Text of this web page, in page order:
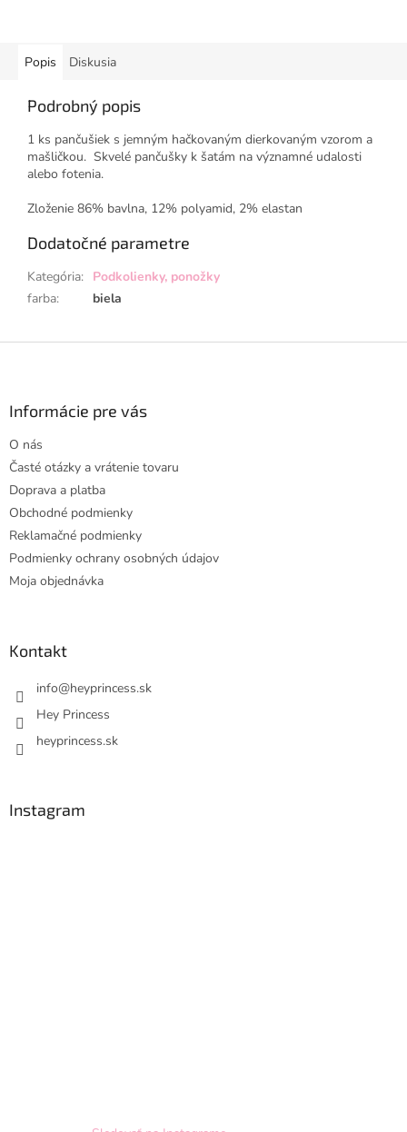
Popis Diskusia
Podrobný popis
1 ks pančušiek s jemným hačkovaným dierkovaným vzorom a
mašličkou. Skvelé pančušky k šatám na významné udalosti
alebo fotenia.
Zloženie 86% bavlna, 12% polyamid, 2% elastan
Dodatočné parametre
Kategória: Podkolienky, ponožky
farba: biela
Informácie pre vás
O nás
Časté otázky a vrátenie tovaru
Doprava a platba
Obchodné podmienky
Reklamačné podmienky
Podmienky ochrany osobných údajov
Moja objednávka
Kontakt
info@heyprincess.sk
Hey Princess
heyprincess.sk
Instagram